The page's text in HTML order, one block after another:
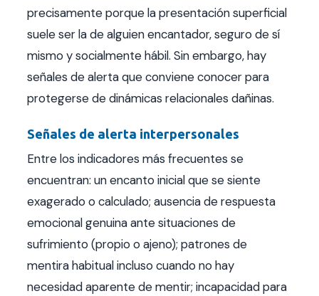
precisamente porque la presentación superficial
suele ser la de alguien encantador, seguro de sí
mismo y socialmente hábil. Sin embargo, hay
señales de alerta que conviene conocer para
protegerse de dinámicas relacionales dañinas.
Señales de alerta interpersonales
Entre los indicadores más frecuentes se
encuentran: un encanto inicial que se siente
exagerado o calculado; ausencia de respuesta
emocional genuina ante situaciones de
sufrimiento (propio o ajeno); patrones de
mentira habitual incluso cuando no hay
necesidad aparente de mentir; incapacidad para